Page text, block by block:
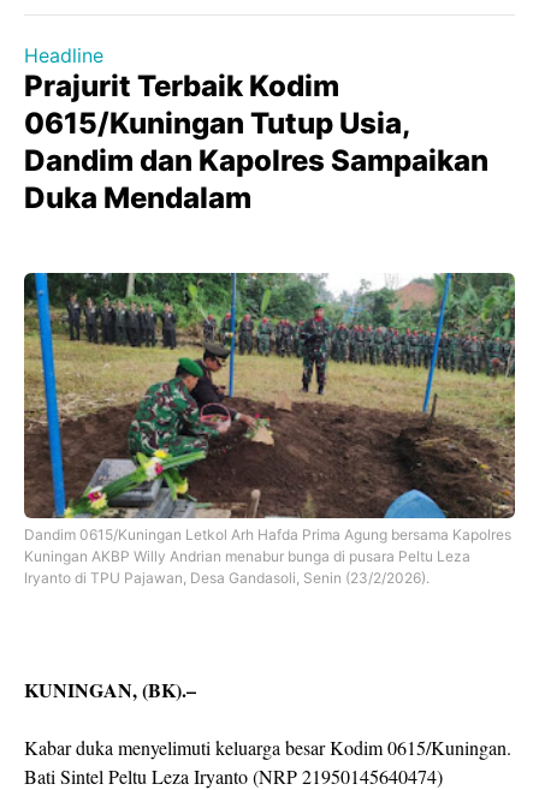
Headline
Prajurit Terbaik Kodim
0615/Kuningan Tutup Usia,
Dandim dan Kapolres Sampaikan
Duka Mendalam
Dandim 0615/Kuningan Letkol Arh Hafda Prima Agung bersama Kapolres
Kuningan AKBP Willy Andrian menabur bunga di pusara Peltu Leza
Iryanto di TPU Pajawan, Desa Gandasoli, Senin (23/2/2026).
KUNINGAN, (BK).–
Kabar duka menyelimuti keluarga besar Kodim 0615/Kuningan.
Bati Sintel Peltu Leza Iryanto (NRP 21950145640474)